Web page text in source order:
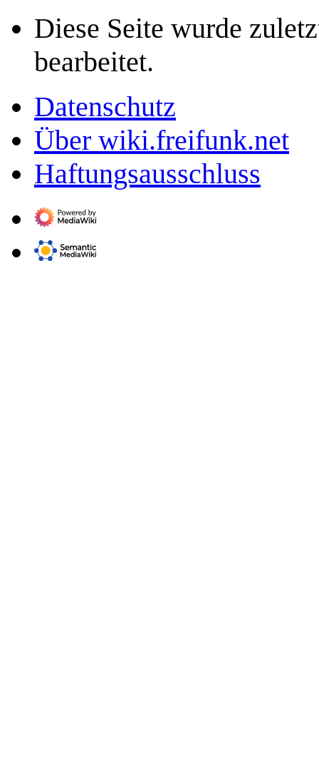
Diese Seite wurde
bearbeitet.
Datenschutz
Über wiki.freifunk.net
Haftungsausschluss